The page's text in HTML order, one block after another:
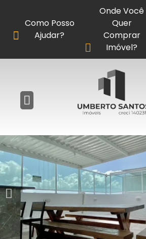
Como Posso
Ajudar?
Onde Você
Quer
Comprar
Imóvel?